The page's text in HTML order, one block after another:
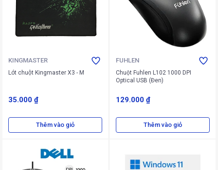
KINGMASTER
Lót chuột Kingmaster X3 - M
35.000 ₫
Thêm vào giỏ
FUHLEN
Chuột Fuhlen L102 1000 DPI
Optical USB (Đen)
129.000 ₫
Thêm vào giỏ